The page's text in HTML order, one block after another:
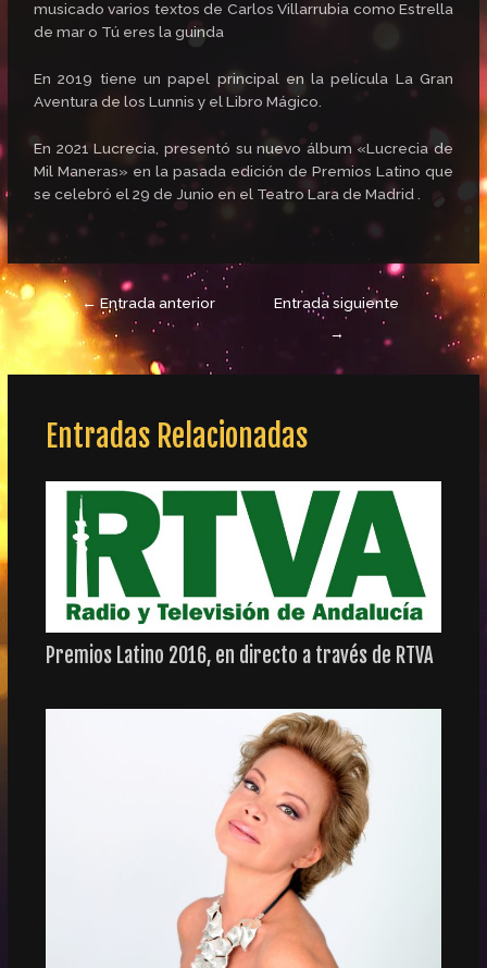
musicado varios textos de Carlos Villarrubia como Estrella
de mar o Tú eres la guinda
En 2019 tiene un papel principal en la película La Gran
Aventura de los Lunnis y el Libro Mágico.
En 2021 Lucrecia, presentó su nuevo álbum «Lucrecia de
Mil Maneras» en la pasada edición de Premios Latino que
se celebró el 29 de Junio en el Teatro Lara de Madrid .
← Entrada anterior
Entrada siguiente
→
Entradas Relacionadas
Premios Latino 2016, en directo a través de RTVA